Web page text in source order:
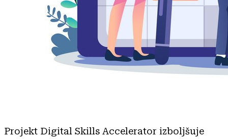
Projekt Digital Skills Accelerator izboljšuje